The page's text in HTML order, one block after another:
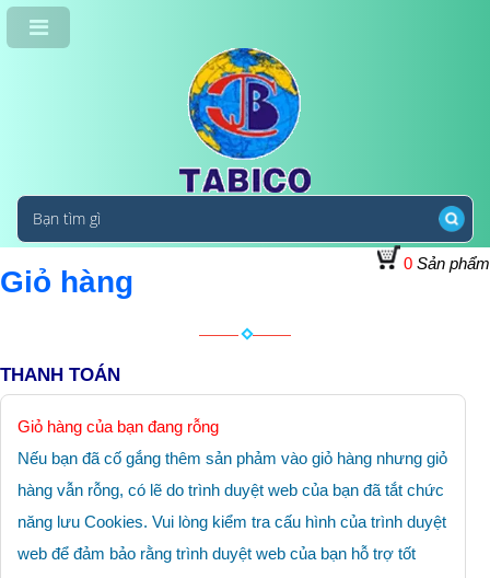
0 Sản phẩm
Giỏ hàng
THANH TOÁN
Giỏ hàng của bạn đang rỗng
Nếu bạn đã cố gắng thêm sản phảm vào giỏ hàng nhưng giỏ
hàng vẫn rỗng, có lẽ do trình duyệt web của bạn đã tắt chức
năng lưu Cookies. Vui lòng kiểm tra cấu hình của trình duyệt
web để đảm bảo rằng trình duyệt web của bạn hỗ trợ tốt